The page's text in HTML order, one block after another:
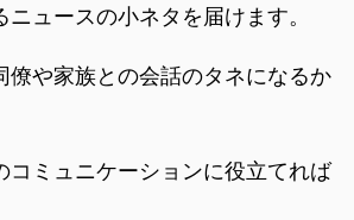
ュースの小ネタを届けます。
僚や家族との会話のタネになるか
コミュニケーションに役立てれば